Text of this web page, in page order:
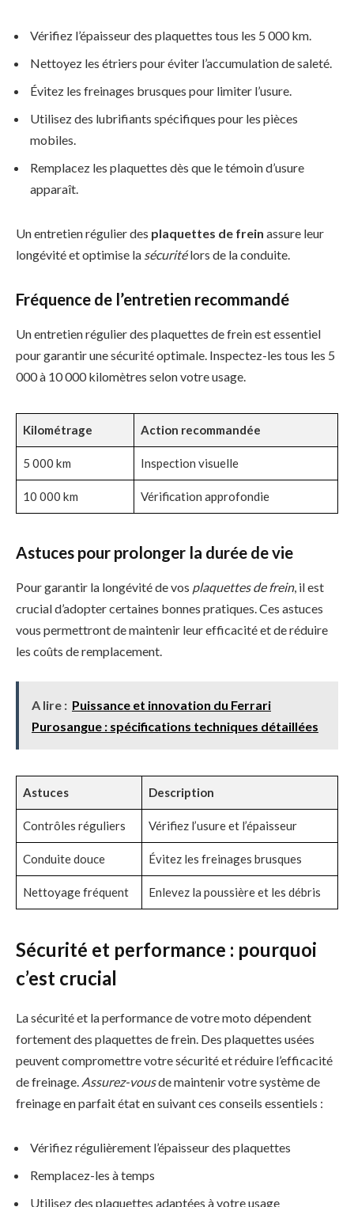
Vérifiez l’épaisseur des plaquettes tous les 5 000 km.
Nettoyez les étriers pour éviter l’accumulation de saleté.
Évitez les freinages brusques pour limiter l’usure.
Utilisez des lubrifiants spécifiques pour les pièces
mobiles.
Remplacez les plaquettes dès que le témoin d’usure
apparaît.
Un entretien régulier des plaquettes de frein assure leur
longévité et optimise la sécuritélors de la conduite.
Fréquence de l’entretien recommandé
Un entretien régulier des plaquettes de frein est essentiel
pour garantir une sécurité optimale. Inspectez-les tous les 5
000 à 10 000 kilomètres selon votre usage.
Kilométrage Action recommandée
5 000 km Inspection visuelle
10 000 km Vérification approfondie
Astuces pour prolonger la durée de vie
Pour garantir la longévité de vos plaquettes de frein, il est
crucial d’adopter certaines bonnes pratiques. Ces astuces
vous permettront de maintenir leur efficacité et de réduire
les coûts de remplacement.
A lire : Puissance et innovation du Ferrari
Purosangue : spécifications techniques détaillées
Astuces Description
Contrôles réguliers Vérifiez l’usure et l’épaisseur
Conduite douce Évitez les freinages brusques
Nettoyage fréquent Enlevez la poussière et les débris
Sécurité et performance : pourquoi
c’est crucial
La sécurité et la performance de votre moto dépendent
fortement des plaquettes de frein. Des plaquettes usées
peuvent compromettre votre sécurité et réduire l’efficacité
de freinage. Assurez-vousde maintenir votre système de
freinage en parfait état en suivant ces conseils essentiels :
Vérifiez régulièrement l’épaisseur des plaquettes
Remplacez-les à temps
Utilisez des plaquettes adaptées à votre usage